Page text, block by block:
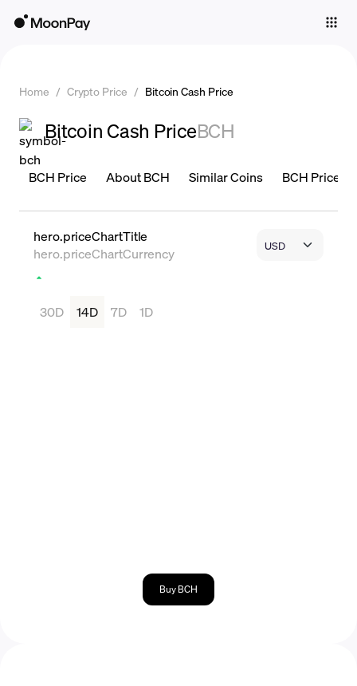
Trade
Crypto Prices
Home / Crypto Price / Bitcoin Cash Price
Bitcoin Cash PriceBCH
BCH Price About BCH Similar Coins BCH Price is
hero.priceChartTitle
hero.priceChartCurrency
30D 14D 7D 1D
Buy BCH